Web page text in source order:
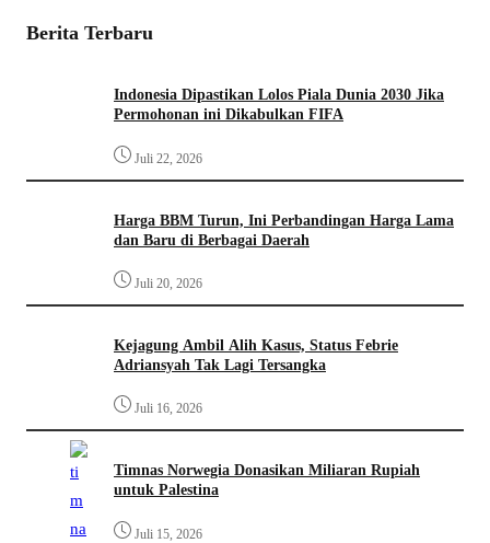
Berita Terbaru
Indonesia Dipastikan Lolos Piala Dunia 2030 Jika
Permohonan ini Dikabulkan FIFA
Juli 22, 2026
Harga BBM Turun, Ini Perbandingan Harga Lama
dan Baru di Berbagai Daerah
Juli 20, 2026
Kejagung Ambil Alih Kasus, Status Febrie
Adriansyah Tak Lagi Tersangka
Juli 16, 2026
Timnas Norwegia Donasikan Miliaran Rupiah
untuk Palestina
Juli 15, 2026